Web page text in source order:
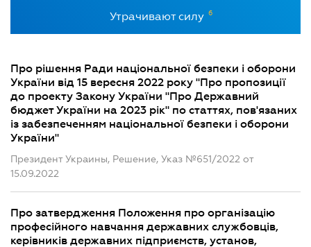
Утрачивают силу 6
Про рішення Ради національної безпеки і оборони
України від 15 вересня 2022 року "Про пропозиції
до проекту Закону України "Про Державний
бюджет України на 2023 рік" по статтях, пов'язаних
із забезпеченням національної безпеки і оборони
України"
Президент Украины, Решение, Указ №651/2022 от
15.09.2022
Про затвердження Положення про організацію
професійного навчання державних службовців,
керівників державних підприємств, установ,